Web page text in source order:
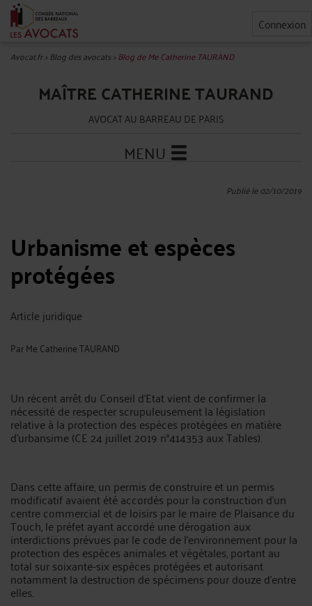
Connexion
Avocat.fr>Blog des avocats>Blog de Me Catherine TAURAND
MAÎTRE CATHERINE TAURAND
AVOCAT AU BARREAU DE PARIS
MENU
Publié le 02/10/2019
Urbanisme et espèces
protégées
Article juridique
ParMe Catherine TAURAND
Un récent arrêt du Conseil d’Etat vient de confirmer la
nécessité de respecter scrupuleusement la législation
relative à la protection des espèces protégées en matière
d'urbansime (CE 24 juillet 2019 n°414353 aux Tables).
Dans cette affaire, un permis de construire et un permis
modificatif avaient été accordés pour la construction d'un
centre commercial et de loisirs par le maire de Plaisance du
Touch, le préfet ayant accordé une dérogation aux
interdictions prévues par le code de l’environnement pour la
protection des espèces animales et végétales, portant au
total sur soixante-six espèces protégées et autorisant
notamment la destruction de spécimens pour douze d'entre
elles.